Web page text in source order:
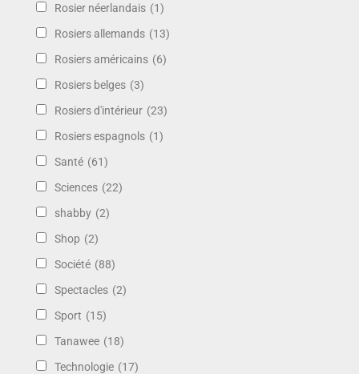
Rosier néerlandais (1)
Rosiers allemands (13)
Rosiers américains (6)
Rosiers belges (3)
Rosiers d'intérieur (23)
Rosiers espagnols (1)
Santé (61)
Sciences (22)
shabby (2)
Shop (2)
Société (88)
Spectacles (2)
Sport (15)
Tanawee (18)
Technologie (17)